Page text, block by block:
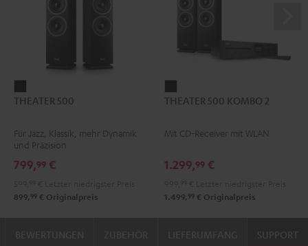
500
THEATER 500
Für Jazz, Klassik, mehr Dynamik
und Präzision
799,99 €
899, 99 € Originalpreis
500
2
THEATER 500 KOMBO 2
Mit CD-Receiver mit WLAN
1.299,99 €
1.499, 99 € Originalpreis
SUPPORT